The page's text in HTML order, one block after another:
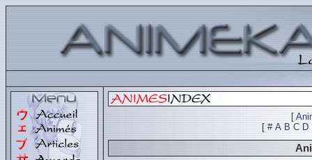
[
[ # A B C D